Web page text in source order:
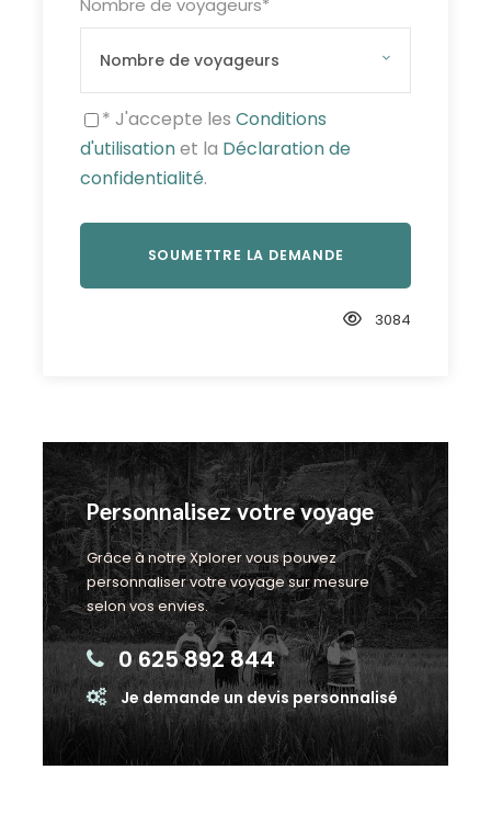
Nombre de voyageurs*
* J'accepte les Conditions
d'utilisationet la Déclaration de
confidentialité.
3084
Personnalisez votre voyage
Grâce à notre Xplorer vous pouvez
personnaliser votre voyage sur mesure
selon vos envies.
0 625 892 844
Je demande un devis personnalisé